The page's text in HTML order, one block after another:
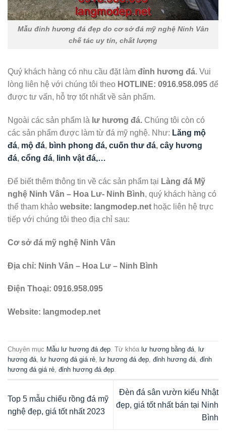
Mẫu đỉnh hương đá đẹp do cơ sở đá mỹ nghệ Ninh Vân
chế tác uy tín, chất lượng
Quý khách hàng có nhu cầu đặt làm đỉnh hương đá. Vui
lòng liên hệ với chúng tôi theo HOTLINE: 0916.958.095 để
được tư vấn, hỗ trợ tốt nhất về sản phẩm.
Ngoài các sản phẩm là lư hương đá. Chúng tôi còn có
các sản phẩm được làm từ đá mỹ nghệ. Như: Lăng mộ
đá, mộ đá, bình phong đá, cuốn thư đá, cây hương
đá, cổng đá, linh vật đá,…
Để biết thêm thông tin về các sản phẩm tại Làng đá Mỹ
nghệ Ninh Vân – Hoa Lư- Ninh Bình, quý khách hàng có
thể tham khảo website: langmodep.net hoặc liên hệ trực
tiếp với chúng tôi theo địa chỉ sau:
Cơ sở đá mỹ nghệ Ninh Vân
Địa chỉ: Ninh Vân – Hoa Lư – Ninh Bình
Điện Thoại: 0916.958.095
Website: langmodep.net
Chuyên mục Mẫu lư hương đá đẹp. Từ khóa lư hương bằng đá, lư
hương đá, lư hương đá giá rẻ, lư hương đá đẹp, đỉnh hương đá, đỉnh
hương đá giá rẻ, đỉnh hương đá đẹp.
Top 5 mẫu chiếu rồng đá mỹ
nghệ đẹp, giá tốt nhất 2023
Đèn đá sân vườn kiểu Nhật
đẹp, giá tốt nhất bán tại Ninh
Bình